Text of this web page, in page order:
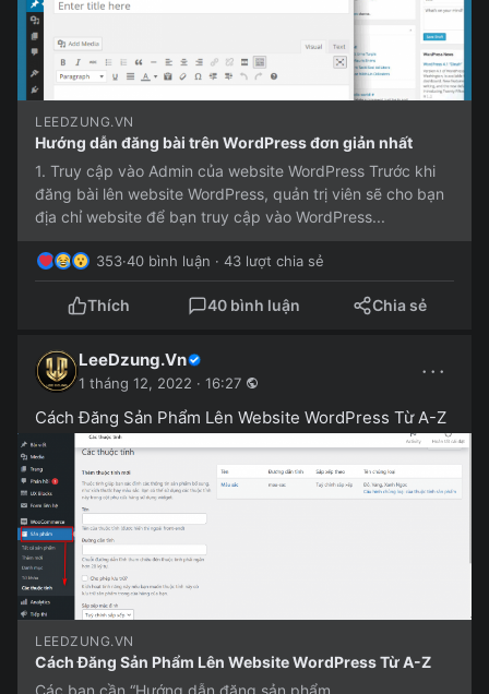
LEEDZUNG.VN
Hướng dẫn đăng bài trên WordPress đơn giản nhất
1. Truy cập vào Admin của website WordPress Trước khi
đăng bài lên website WordPress, quản trị viên sẽ cho bạn
địa chỉ website để bạn truy cập vào WordPress...
353·40 bình luận · 43 lượt chia sẻ
Thích 40 bình luận Chia sẻ
LeeDzung.Vn
1 tháng 12, 2022 · 16:27 ···
Cách Đăng Sản Phẩm Lên Website WordPress Từ A-Z
LEEDZUNG.VN
Cách Đăng Sản Phẩm Lên Website WordPress Từ A-Z